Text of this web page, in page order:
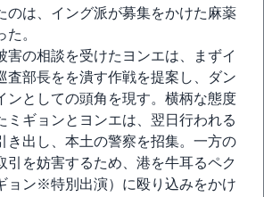
のは、イング派が募集をかけた麻薬
。
害の相談を受けたヨンエは、まずイ
査部長をを潰す作戦を提案し、ダン
ンとしての頭角を現す。横柄な態度
ミギョンとヨンエは、翌日行われる
き出し、本土の警察を招集。一方の
引を妨害するため、港を牛耳るペク
ョン※特別出演）に殴り込みをかけ